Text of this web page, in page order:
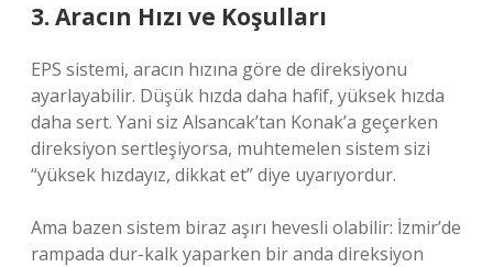
3. Aracın Hızı ve Koşulları
EPS sistemi, aracın hızına göre de direksiyonu
ayarlayabilir. Düşük hızda daha hafif, yüksek hızda
daha sert. Yani siz Alsancak’tan Konak’a geçerken
direksiyon sertleşiyorsa, muhtemelen sistem sizi
“yüksek hızdayız, dikkat et” diye uyarıyordur.
Ama bazen sistem biraz aşırı hevesli olabilir: İzmir’de
rampada dur-kalk yaparken bir anda direksiyon